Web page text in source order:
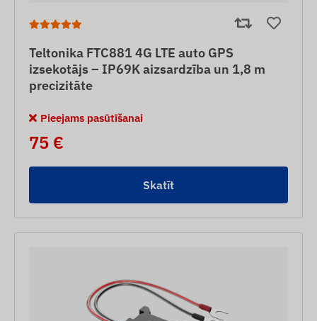
Teltonika FTC881 4G LTE auto GPS
izsekotājs – IP69K aizsardzība un 1,8 m
precizitāte
Pieejams pasūtīšanai
75 €
Skatīt